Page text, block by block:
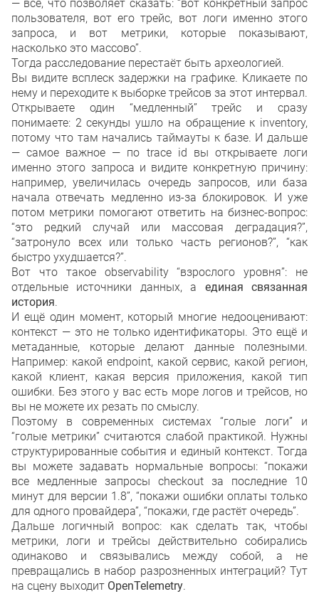
— всё, что позволяет сказать: “вот конкретный запрос
пользователя, вот его трейс, вот логи именно этого
запроса, и вот метрики, которые показывают,
насколько это массово”.
Тогда расследование перестаёт быть археологией.
Вы видите всплеск задержки на графике. Кликаете по
нему и переходите к выборке трейсов за этот интервал.
Открываете один “медленный” трейс и сразу
понимаете: 2 секунды ушло на обращение к inventory,
потому что там начались таймауты к базе. И дальше
— самое важное — по trace id вы открываете логи
именно этого запроса и видите конкретную причину:
например, увеличилась очередь запросов, или база
начала отвечать медленно из-за блокировок. И уже
потом метрики помогают ответить на бизнес-вопрос:
“это редкий случай или массовая деградация?”,
“затронуло всех или только часть регионов?”, “как
быстро ухудшается?”.
Вот что такое observability “взрослого уровня”: не
отдельные источники данных, а единая связанная
история.
И ещё один момент, который многие недооценивают:
контекст — это не только идентификаторы. Это ещё и
метаданные, которые делают данные полезными.
Например: какой endpoint, какой сервис, какой регион,
какой клиент, какая версия приложения, какой тип
ошибки. Без этого у вас есть море логов и трейсов, но
вы не можете их резать по смыслу.
Поэтому в современных системах “голые логи” и
“голые метрики” считаются слабой практикой. Нужны
структурированные события и единый контекст. Тогда
вы можете задавать нормальные вопросы: “покажи
все медленные запросы checkout за последние 10
минут для версии 1.8”, “покажи ошибки оплаты только
для одного провайдера”, “покажи, где растёт очередь”.
Дальше логичный вопрос: как сделать так, чтобы
метрики, логи и трейсы действительно собирались
одинаково и связывались между собой, а не
превращались в набор разрозненных интеграций? Тут
на сцену выходит OpenTelemetry.